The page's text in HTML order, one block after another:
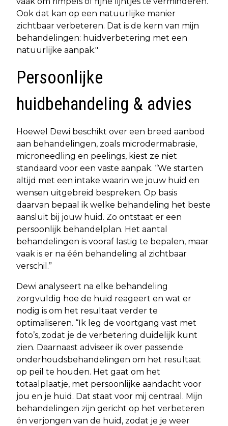
Ook dat kan op een natuurlijke manier
zichtbaar verbeteren. Dat is de kern van mijn
behandelingen: huidverbetering met een
natuurlijke aanpak."
Persoonlijke
huidbehandeling & advies
Hoewel Dewi beschikt over een breed aanbod
aan behandelingen, zoals microdermabrasie,
microneedling en peelings, kiest ze niet
standaard voor een vaste aanpak. “We starten
altijd met een intake waarin we jouw huid en
wensen uitgebreid bespreken. Op basis
daarvan bepaal ik welke behandeling het beste
aansluit bij jouw huid. Zo ontstaat er een
persoonlijk behandelplan. Het aantal
behandelingen is vooraf lastig te bepalen, maar
vaak is er na één behandeling al zichtbaar
verschil.”
Dewi analyseert na elke behandeling
zorgvuldig hoe de huid reageert en wat er
nodig is om het resultaat verder te
optimaliseren. “Ik leg de voortgang vast met
foto’s, zodat je de verbetering duidelijk kunt
zien. Daarnaast adviseer ik over passende
onderhoudsbehandelingen om het resultaat
op peil te houden. Het gaat om het
totaalplaatje, met persoonlijke aandacht voor
jou en je huid. Dat staat voor mij centraal. Mijn
behandelingen zijn gericht op het verbeteren
én verjongen van de huid, zodat je je weer